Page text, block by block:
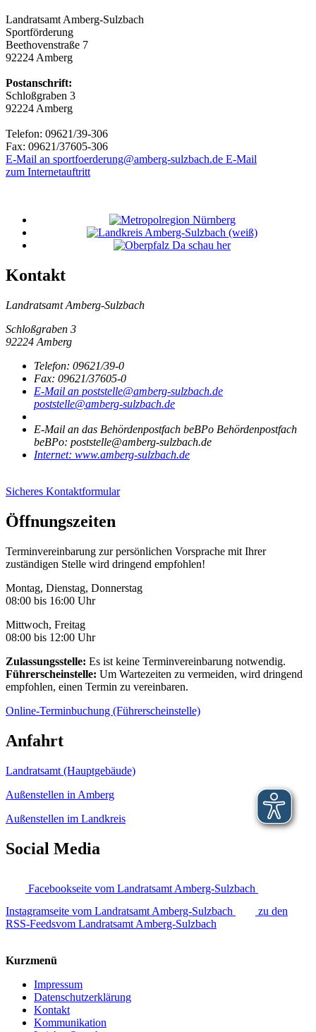
Landratsamt Amberg-Sulzbach
Sportförderung
Beethovenstraße 7
92224 Amberg
Postanschrift:
Schloßgraben 3
92224 Amberg
Telefon: 09621/39-306
Fax: 09621/37605-306
E-Mail an sportfoerderung@amberg-sulzbach.de E-Mail
zum Internetauftritt
Kontakt
Landratsamt Amberg-Sulzbach
Schloßgraben 3
92224 Amberg
Telefon: 09621/39-0
Fax: 09621/37605-0
E-Mail an poststelle@amberg-sulzbach.de
poststelle@amberg-sulzbach.de
E-Mail an das Behördenpostfach beBPo Behördenpostfach
beBPo: poststelle@amberg-sulzbach.de
Internet: www.amberg-sulzbach.de
Sicheres Kontaktformular
Öffnungszeiten
Terminvereinbarung zur persönlichen Vorsprache mit Ihrer
zuständigen Stelle wird dringend empfohlen!
Montag, Dienstag, Donnerstag
08:00 bis 16:00 Uhr
Mittwoch, Freitag
08:00 bis 12:00 Uhr
Zulassungsstelle: Es ist keine Terminvereinbarung notwendig.
Führerscheinstelle: Um Wartezeiten zu vermeiden, wird dringend
empfohlen, einen Termin zu vereinbaren.
Online-Terminbuchung (Führerscheinstelle)
Anfahrt
Landratsamt (Hauptgebäude)
Außenstellen in Amberg
Außenstellen im Landkreis
Social Media
Facebookseite vom Landratsamt Amberg-Sulzbach
Instagramseite vom Landratsamt Amberg-Sulzbach
zu den
RSS-Feedsvom Landratsamt Amberg-Sulzbach
Kurzmenü
Impressum
Datenschutzerklärung
Kontakt
Kommunikation